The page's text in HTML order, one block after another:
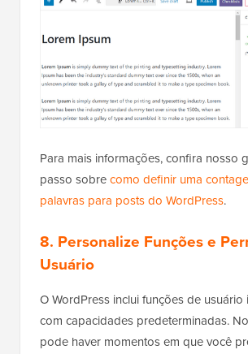
Para mais informações, confira nosso
passo sobrecomo definir uma
palavras para posts do WordPress.
8. Personalize Funções e
Usuário
O WordPress inclui funções de
com capacidades predeterminadas.
pode haver momentos em que você